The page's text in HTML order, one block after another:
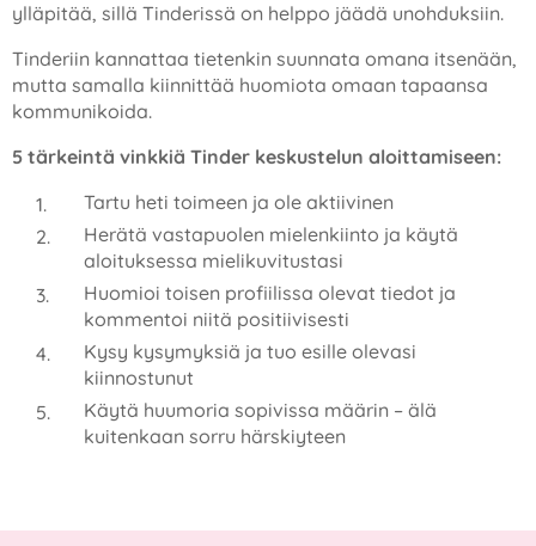
ylläpitää, sillä Tinderissä on helppo jäädä unohduksiin.
Tinderiin kannattaa tietenkin suunnata omana itsenään,
mutta samalla kiinnittää huomiota omaan tapaansa
kommunikoida.
5 tärkeintä vinkkiä Tinder keskustelun aloittamiseen:
Tartu heti toimeen ja ole aktiivinen
Herätä vastapuolen mielenkiinto ja käytä
aloituksessa mielikuvitustasi
Huomioi toisen profiilissa olevat tiedot ja
kommentoi niitä positiivisesti
Kysy kysymyksiä ja tuo esille olevasi
kiinnostunut
Käytä huumoria sopivissa määrin – älä
kuitenkaan sorru härskiyteen